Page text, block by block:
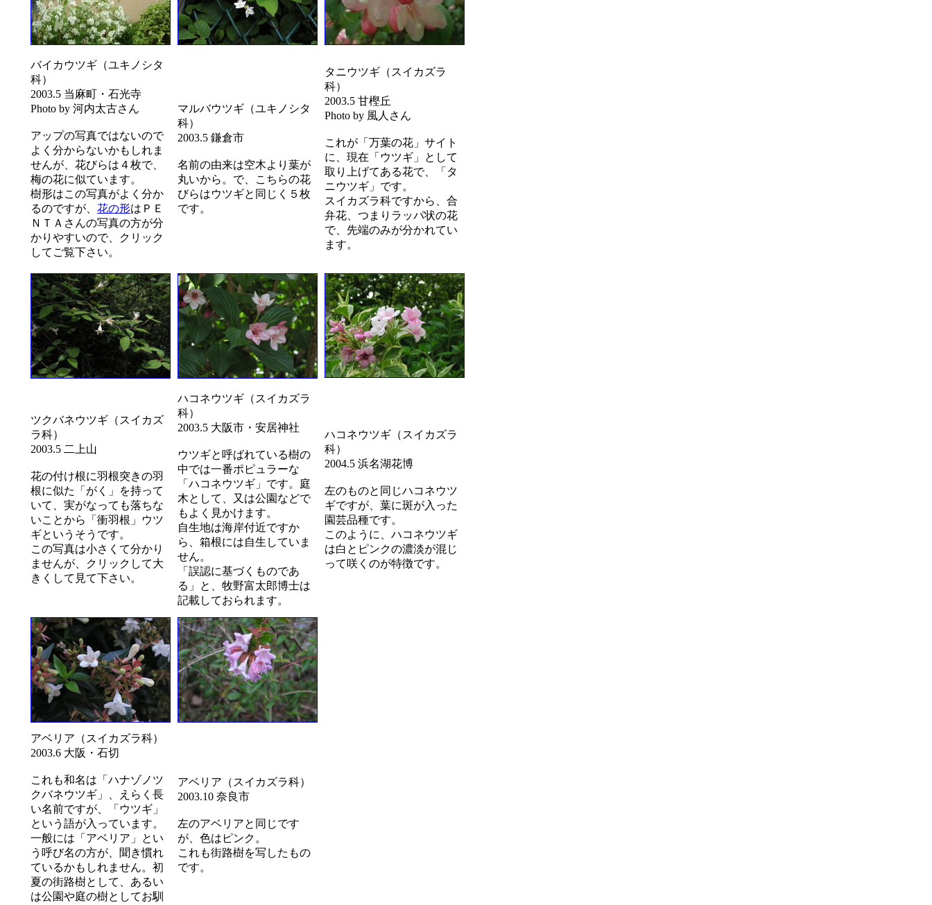
バイカウツギ（ユキノシタ
科）
2003.5 当麻町・石光寺
Photo by 河内太古さん
アップの写真ではないので
よく分からないかもしれま
せんが、花びらは４枚で、
梅の花に似ています。
樹形はこの写真がよく分か
るのですが、 花の形はＰＥ
ＮＴＡさんの写真の方が分
かりやすいので、クリック
してご覧下さい。
マルバウツギ（ユキノシタ
科）
2003.5 鎌倉市
名前の由来は空木より葉が
丸いから。で、こちらの花
びらはウツギと同じく５枚
です。
タニウツギ（スイカズラ
科）
2003.5 甘樫丘
Photo by 風人さん
これが「万葉の花」サイト
に、現在「ウツギ」として
取り上げてある花で、「タ
ニウツギ」です。
スイカズラ科ですから、合
弁花、つまりラッパ状の花
で、先端のみが分かれてい
ます。
ツクバネウツギ（スイカズ
ラ科）
2003.5 二上山
花の付け根に羽根突きの羽
根に似た「がく」を持って
いて、実がなっても落ちな
いことから「衝羽根」ウツ
ギというそうです。
この写真は小さくて分かり
ませんが、クリックして大
きくして見て下さい。
ハコネウツギ（スイカズラ
科）
2003.5 大阪市・安居神社
ウツギと呼ばれている樹の
中では一番ポピュラーな
「ハコネウツギ」です。庭
木として、又は公園などで
もよく見かけます。
自生地は海岸付近ですか
ら、箱根には自生していま
せん。
「誤認に基づくものであ
る」と、牧野富太郎博士は
記載しておられます。
ハコネウツギ（スイカズラ
科）
2004.5 浜名湖花博
左のものと同じハコネウツ
ギですが、葉に斑が入った
園芸品種です。
このように、ハコネウツギ
は白とピンクの濃淡が混じ
って咲くのが特徴です。
アベリア（スイカズラ科）
2003.6 大阪・石切
これも和名は「ハナゾノツ
クバネウツギ」、えらく長
い名前ですが、「ウツギ」
という語が入っています。
一般には「アベリア」とい
う呼び名の方が、聞き慣れ
ているかもしれません。初
夏の街路樹として、あるい
は公園や庭の樹としてお馴
アベリア（スイカズラ科）
2003.10 奈良市
左のアベリアと同じです
が、色はピンク。
これも街路樹を写したもの
です。